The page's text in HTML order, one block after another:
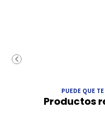
PUEDE QUE
Productos